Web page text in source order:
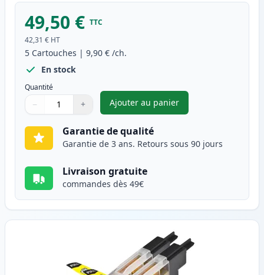
49,50 € TTC
42,31 € HT
5 Cartouches | 9,90 € /ch.
En stock
Quantité
Quantité
Utilisez les boutons pour ajuster
− +
Quantité
Ajouter au panier
,Pack de 5 Brother LC1280
Garantie de qualité
Garantie de 3 ans. Retours sous 90 jours
Livraison gratuite
commandes dès 49€